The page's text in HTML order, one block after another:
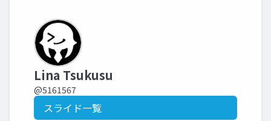
Lina Tsukusu
@5161567
スライド一覧